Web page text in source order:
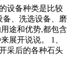
设备种类是比较
备、洗选设备、磨
途和优势,都包含
展开说说。 1、
采后的各种石头